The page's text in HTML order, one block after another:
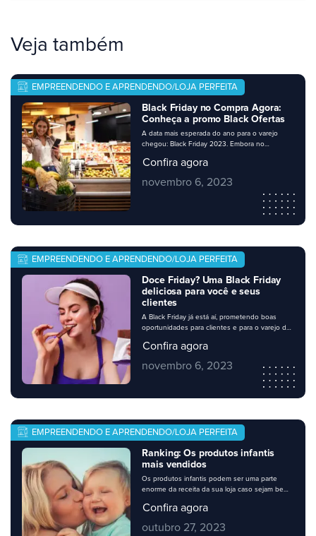
Veja também
Black Friday no Compra Agora:
Conheça a promo Black Ofertas
A data mais esperada do ano para o varejo
chegou: Black Friday 2023. Embora no
de novembro, muitos negócios apostam no
promoções ao longo do mês ou da semana.
Seu negócio precisa estar preparado, e é claro
Confira agora
novembro 6, 2023
EMPREENDENDO E APRENDENDO/LOJA PERFEITA
Doce Friday? Uma Black Friday
deliciosa para você e seus
clientes
A Black Friday já está aí, prometendo boas
oportunidades para clientes e para o varejo de
se organizam para abastecer a despensa. Os
papel na oferta de produtos que já são parte
do dia a dia do consumidor, a preços muito
Confira agora
novembro 6, 2023
EMPREENDENDO E APRENDENDO/LOJA PERFEITA
Ranking: Os produtos infantis
mais vendidos
Os produtos infantis podem ser uma parte
enorme da receita da sua loja caso sejam bem
mas a busca por eles aumenta em datas
produtos infantis que são campeões de
Confira agora
outubro 27, 2023
EMPREENDENDO E APRENDENDO/LOJA PERFEITA